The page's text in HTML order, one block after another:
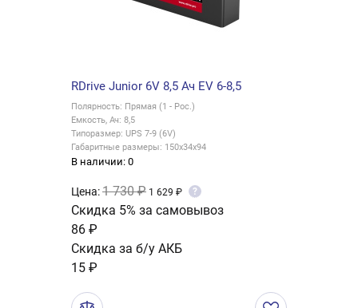
RDrive Junior 6V 8,5 Ач EV 6-8,5
Полярность: Прямая (1 - Рос.)
Емкость, Ач: 8,5
Типоразмер: UPS 7-9 (6V)
Габаритные размеры: 150x34x94
В наличии: 0
Цена:1 730 ₽ 1 629 ₽ ?
Скидка 5% за самовывоз
86 ₽
Скидка за б/у АКБ
15 ₽